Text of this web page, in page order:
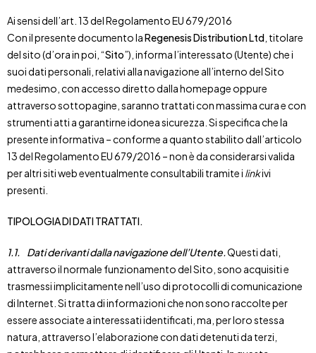
Ai sensi dell’art. 13 del Regolamento EU 679/2016
Con il presente documento laRegenesis Distribution Ltd , titolare
del sito (d’ora in poi, “Sito”), informa l’interessato (Utente) che i
suoi dati personali, relativi alla navigazione all’interno del Sito
medesimo, con accesso diretto dalla homepage oppure
attraverso sottopagine, saranno trattati con massima cura e con
strumenti atti a garantirne idonea sicurezza. Si specifica che la
presente informativa – conforme a quanto stabilito dall’articolo
13 del Regolamento EU 679/2016 – non è da considerarsi valida
per altri siti web eventualmente consultabili tramite i linkivi
presenti.
TIPOLOGIA DI DATI TRATTATI.
1.1. Dati derivanti dalla navigazione dell’Utente.Questi dati,
attraverso il normale funzionamento del Sito, sono acquisiti e
trasmessi implicitamente nell’uso di protocolli di comunicazione
di Internet. Si tratta di informazioni che non sono raccolte per
essere associate a interessati identificati, ma, per loro stessa
natura, attraverso l’elaborazione con dati detenuti da terzi,